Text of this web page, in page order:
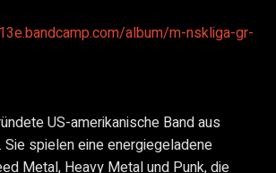
album/m-nskliga-gr-
US-amerikanische Band aus
Sie spielen eine energiegeladene
Metal, Heavy Metal und Punk, die